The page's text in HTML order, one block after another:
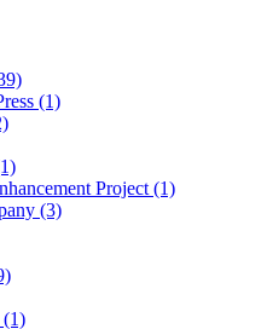
(1)
Project (1)
(3)
(1)